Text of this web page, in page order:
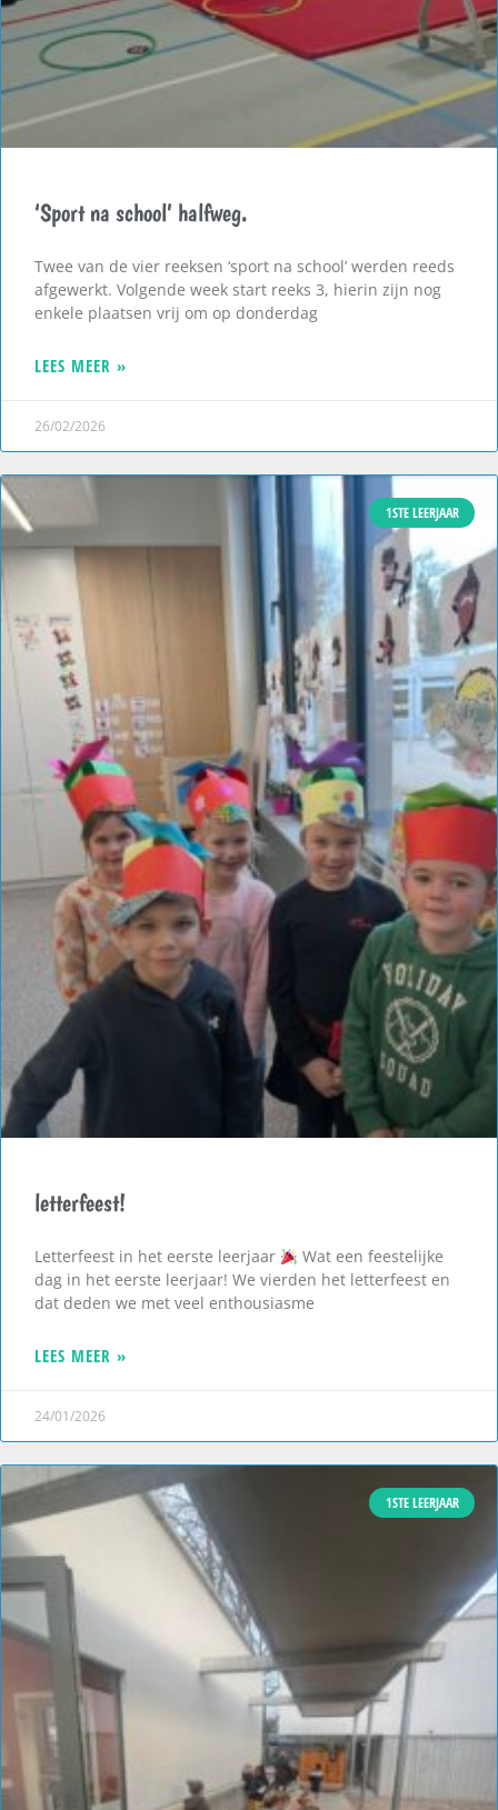
‘Sport na school’ halfweg.
Twee van de vier reeksen ‘sport na school’ werden reeds
afgewerkt. Volgende week start reeks 3, hierin zijn nog
enkele plaatsen vrij om op donderdag
LEES MEER »
26/02/2026
1STE LEERJAAR
letterfeest!
Letterfeest in het eerste leerjaar
Wat een feestelijke
dag in het eerste leerjaar! We vierden het letterfeest en
dat deden we met veel enthousiasme
LEES MEER »
24/01/2026
1STE LEERJAAR